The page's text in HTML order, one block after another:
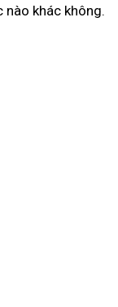
nào khác không.